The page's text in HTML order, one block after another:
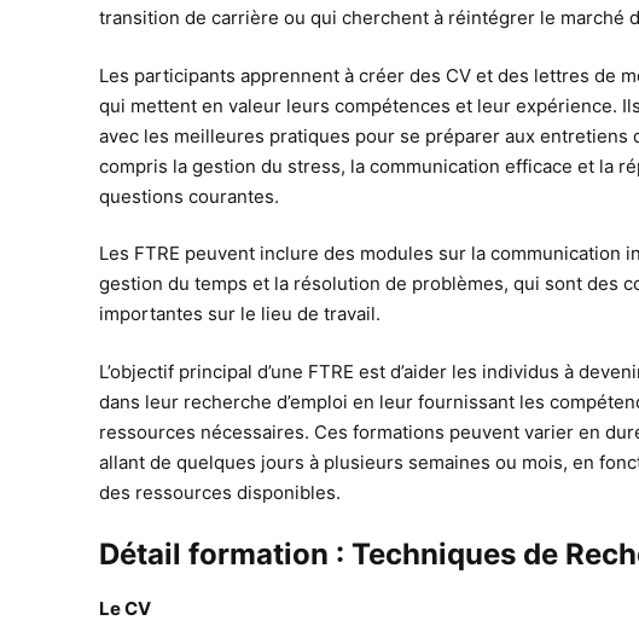
transition de carrière ou qui cherchent à réintégrer le marché
Les participants apprennent à créer des CV et des lettres de
qui mettent en valeur leurs compétences et leur expérience.
avec les meilleures pratiques pour se préparer aux entretiens
compris la gestion du stress, la communication efficace et la
questions courantes.
Les FTRE peuvent inclure des modules sur la communication
gestion du temps et la résolution de problèmes, qui sont des
importantes sur le lieu de travail.
L’objectif principal d’une FTRE est d’aider les individus à
dans leur recherche d’emploi en leur fournissant les
ressources nécessaires. Ces formations peuvent varier en
allant de quelques jours à plusieurs semaines ou mois, en
des ressources disponibles.
Détail formation : Techniques de
Le CV